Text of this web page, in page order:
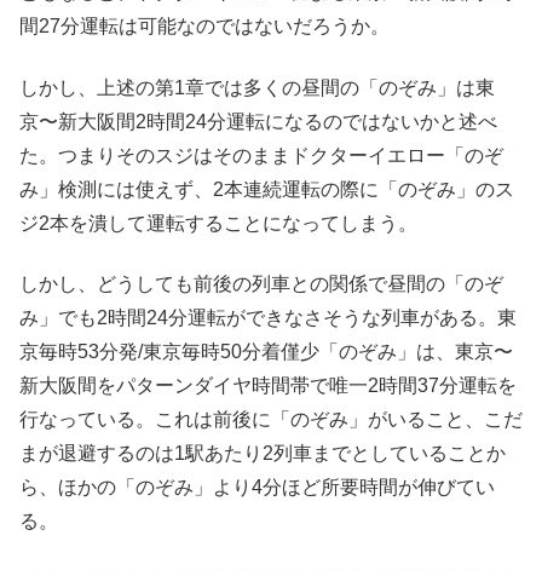
間27分運転は可能なのではないだろうか。
しかし、上述の第1章では多くの昼間の「のぞみ」は東
京〜新大阪間2時間24分運転になるのではないかと述べ
た。つまりそのスジはそのままドクターイエロー「のぞ
み」検測には使えず、2本連続運転の際に「のぞみ」のス
ジ2本を潰して運転することになってしまう。
しかし、どうしても前後の列車との関係で昼間の「のぞ
み」でも2時間24分運転ができなさそうな列車がある。東
京毎時53分発/東京毎時50分着僅少「のぞみ」は、東京〜
新大阪間をパターンダイヤ時間帯で唯一2時間37分運転を
行なっている。これは前後に「のぞみ」がいること、こだ
まが退避するのは1駅あたり2列車までとしていることか
ら、ほかの「のぞみ」より4分ほど所要時間が伸びてい
る。